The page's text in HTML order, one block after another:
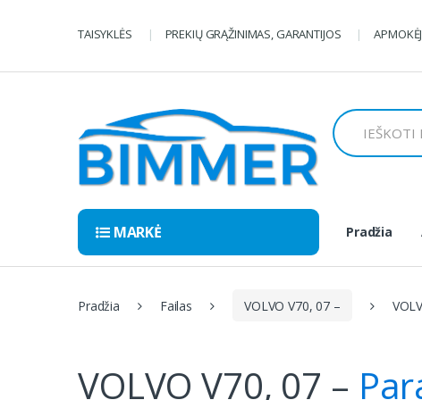
TAISYKLĖS PREKIŲ GRĄŽINIMAS, GARANTIJOS
Ieškoti:
MARKĖ Pradžia
Pradžia Failas VOLVO V70, 07 –
VOLVO V70, 07 –